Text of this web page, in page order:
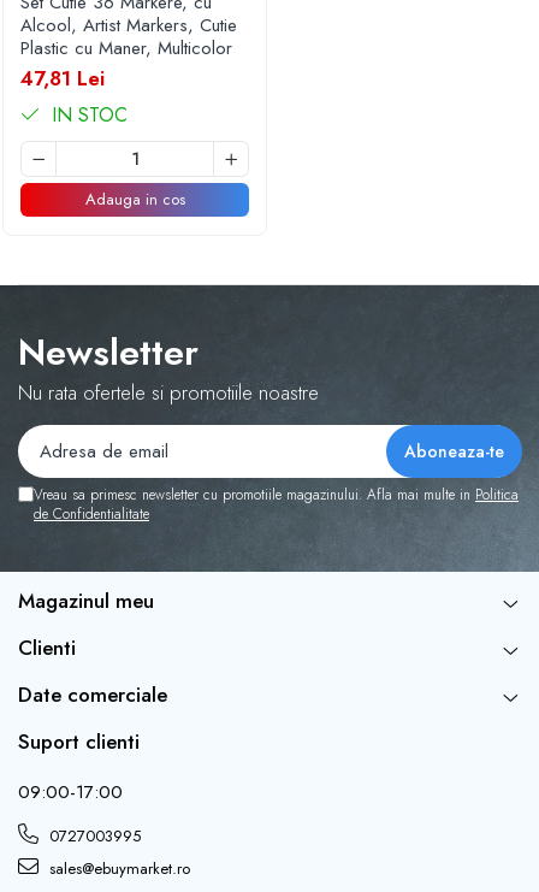
Alcool, Artist Markers, Cutie
Plastic cu Maner, Multicolor
47,81 Lei
IN STOC
Adauga in cos
Newsletter
Nu rata ofertele si promotiile noastre
Vreau sa primesc newsletter cu promotiile magazinului. Afla mai multe in Politica
de Confidentialitate
Magazinul meu
Clienti
Date comerciale
Suport clienti
09:00-17:00
0727003995
sales@ebuymarket.ro